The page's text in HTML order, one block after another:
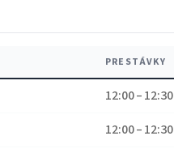
PRESTÁVKY
12:00 – 12:30
12:00 – 12:30